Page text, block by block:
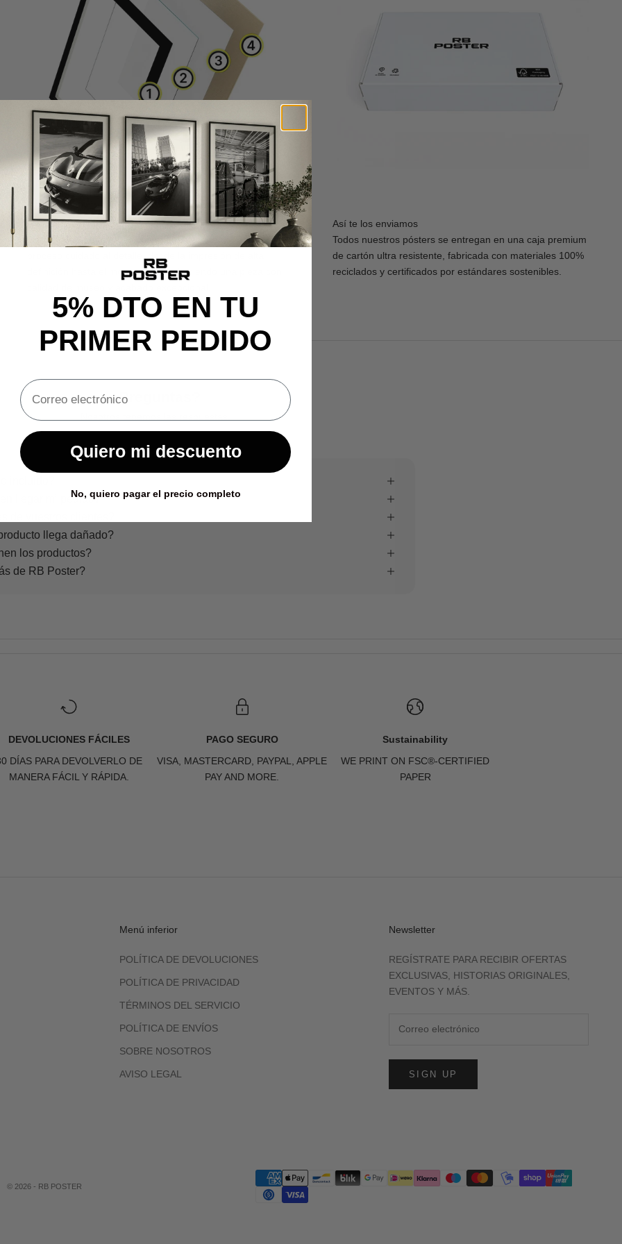
CALIDAD DE MUSEO
Cada poster se produce con materiales premium y un
definición hasta el montaje final, ofreciendo una pieza con
Así te los enviamos
Todos nuestros pósters se entregan en una caja premium
de cartón ultra resistente, fabricada con materiales 100%
reciclados y certificados por estándares sostenibles.
¿Preguntas?
llegar mi pedido?
llega dañado?
los productos?
de RB Poster?
DEVOLUCIONES FÁCILES
DÍAS PARA DEVOLVERLO DE
MANERA FÁCIL Y RÁPIDA.
PAGO SEGURO
VISA, MASTERCARD, PAYPAL, APPLE
PAY AND MORE.
Sustainability
WE PRINT ON FSC®-CERTIFIED
PAPER
Menú inferior
POLÍTICA DE DEVOLUCIONES
POLÍTICA DE PRIVACIDAD
TÉRMINOS DEL SERVICIO
POLÍTICA DE ENVÍOS
SOBRE NOSOTROS
AVISO LEGAL
Newsletter
REGÍSTRATE PARA RECIBIR OFERTAS
EXCLUSIVAS, HISTORIAS ORIGINALES,
EVENTOS Y MÁS.
SIGN UP
© 2026 - RB POSTER
5% DTO EN TU
PRIMER PEDIDO
Quiero mi descuento
No, quiero pagar el precio completo